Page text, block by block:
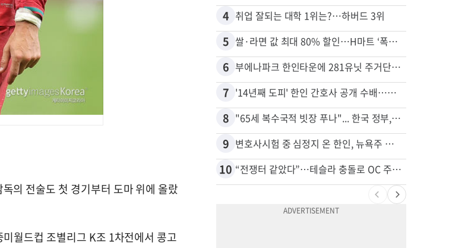
의 전술도 첫 경기부터 도마 위에 올랐
월드컵 조별리그 K조 1차전에서 콩고
4 취업 잘되는 대학 1위는?…하버드 3위
5 쌀·라면 값 최대 80% 할인…H마트 ‘폭탄 세일’
6 부에나파크 한인타운에 281유닛 주거단지 들어선다
7 '14년째 도피' 한인 간호사 공개 수배…메디케어 사기 유죄
8 "65세 복수국적 빗장 푸나"... 한국 정부, 연령 완화 전면 추진
9 변호사시험 중 심정지 온 한인, 뉴욕주 제소
10 “전쟁터 같았다”…테슬라 충돌로 OC 주택 4채 파손